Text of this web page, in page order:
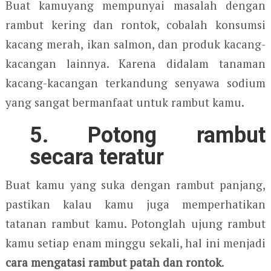
Buat kamuyang mempunyai masalah dengan
rambut kering dan rontok, cobalah konsumsi
kacang merah, ikan salmon, dan produk kacang-
kacangan lainnya. Karena didalam tanaman
kacang-kacangan terkandung senyawa sodium
yang sangat bermanfaat untuk rambut kamu.
5. Potong rambut
secara teratur
Buat kamu yang suka dengan rambut panjang,
pastikan kalau kamu juga memperhatikan
tatanan rambut kamu. Potonglah ujung rambut
kamu setiap enam minggu sekali, hal ini menjadi
cara mengatasi rambut patah dan rontok.